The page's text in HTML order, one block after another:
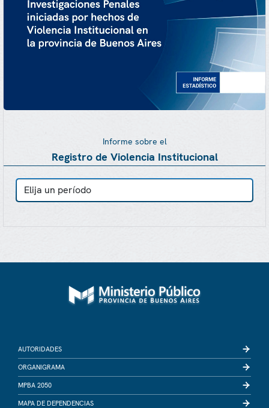
Informe sobre el
Registro de Violencia Institucional
AUTORIDADES
ORGANIGRAMA
MPBA 2050
MAPA DE DEPENDENCIAS